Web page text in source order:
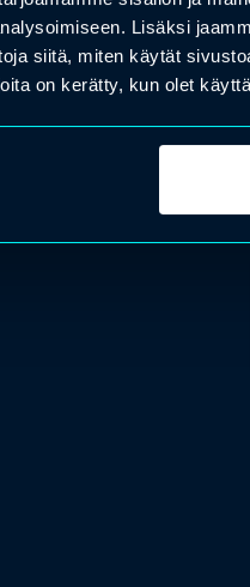
Lisäksi
siitä, miten käytät
on kerätty, kun olet
vaan periaate.